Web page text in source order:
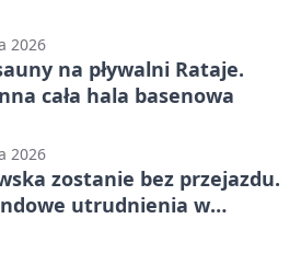
2026
na pływalni Rataje.
cała hala basenowa
2026
zostanie bez przejazdu.
utrudnienia w